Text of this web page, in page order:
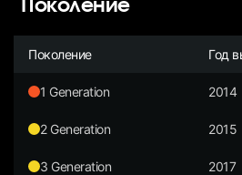
Поколение
Поколение Год
1 Generation 2014
2 Generation 2015
3 Generation 2017